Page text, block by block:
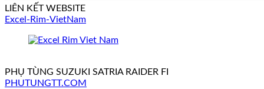
LIÊN KẾT WEBSITE
Excel-Rim-VietNam
PHỤ TÙNG SUZUKI SATRIA RAIDER FI
PHUTUNGTT.COM